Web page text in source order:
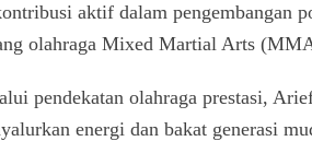
aktif dalam pengembangan
olahraga Mixed Martial Arts
pendekatan olahraga prestasi,
energi dan bakat generasi